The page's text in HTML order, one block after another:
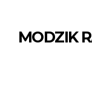
MODZIK